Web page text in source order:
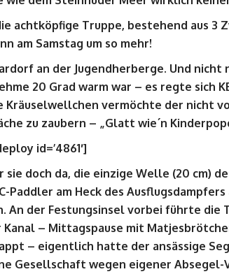
achtköpfige Truppe, bestehend aus 3
am Samstag um so mehr!
an der Jugendherberge. Und nicht
20 Grad warm war – es regte sich
Kräuselwellchen vermöchte der nicht
zu zaubern – „Glatt wie´n
id=’4861′]
sie doch da, die einzige Welle (20 cm)
Paddler am Heck des
An der Festungsinsel vorbei führte die
Kanal – Mittagspause mit
– eigentlich hatte der ansässige
Gesellschaft wegen eigener